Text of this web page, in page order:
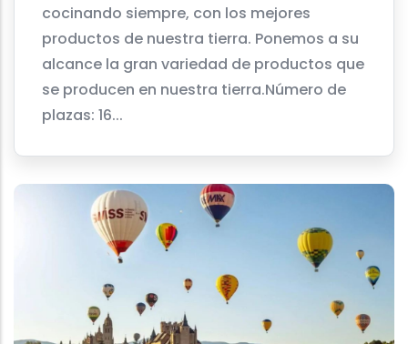
cocinando siempre, con los mejores
productos de nuestra tierra. Ponemos a su
alcance la gran variedad de productos que
se producen en nuestra tierra.Número de
plazas: 16...